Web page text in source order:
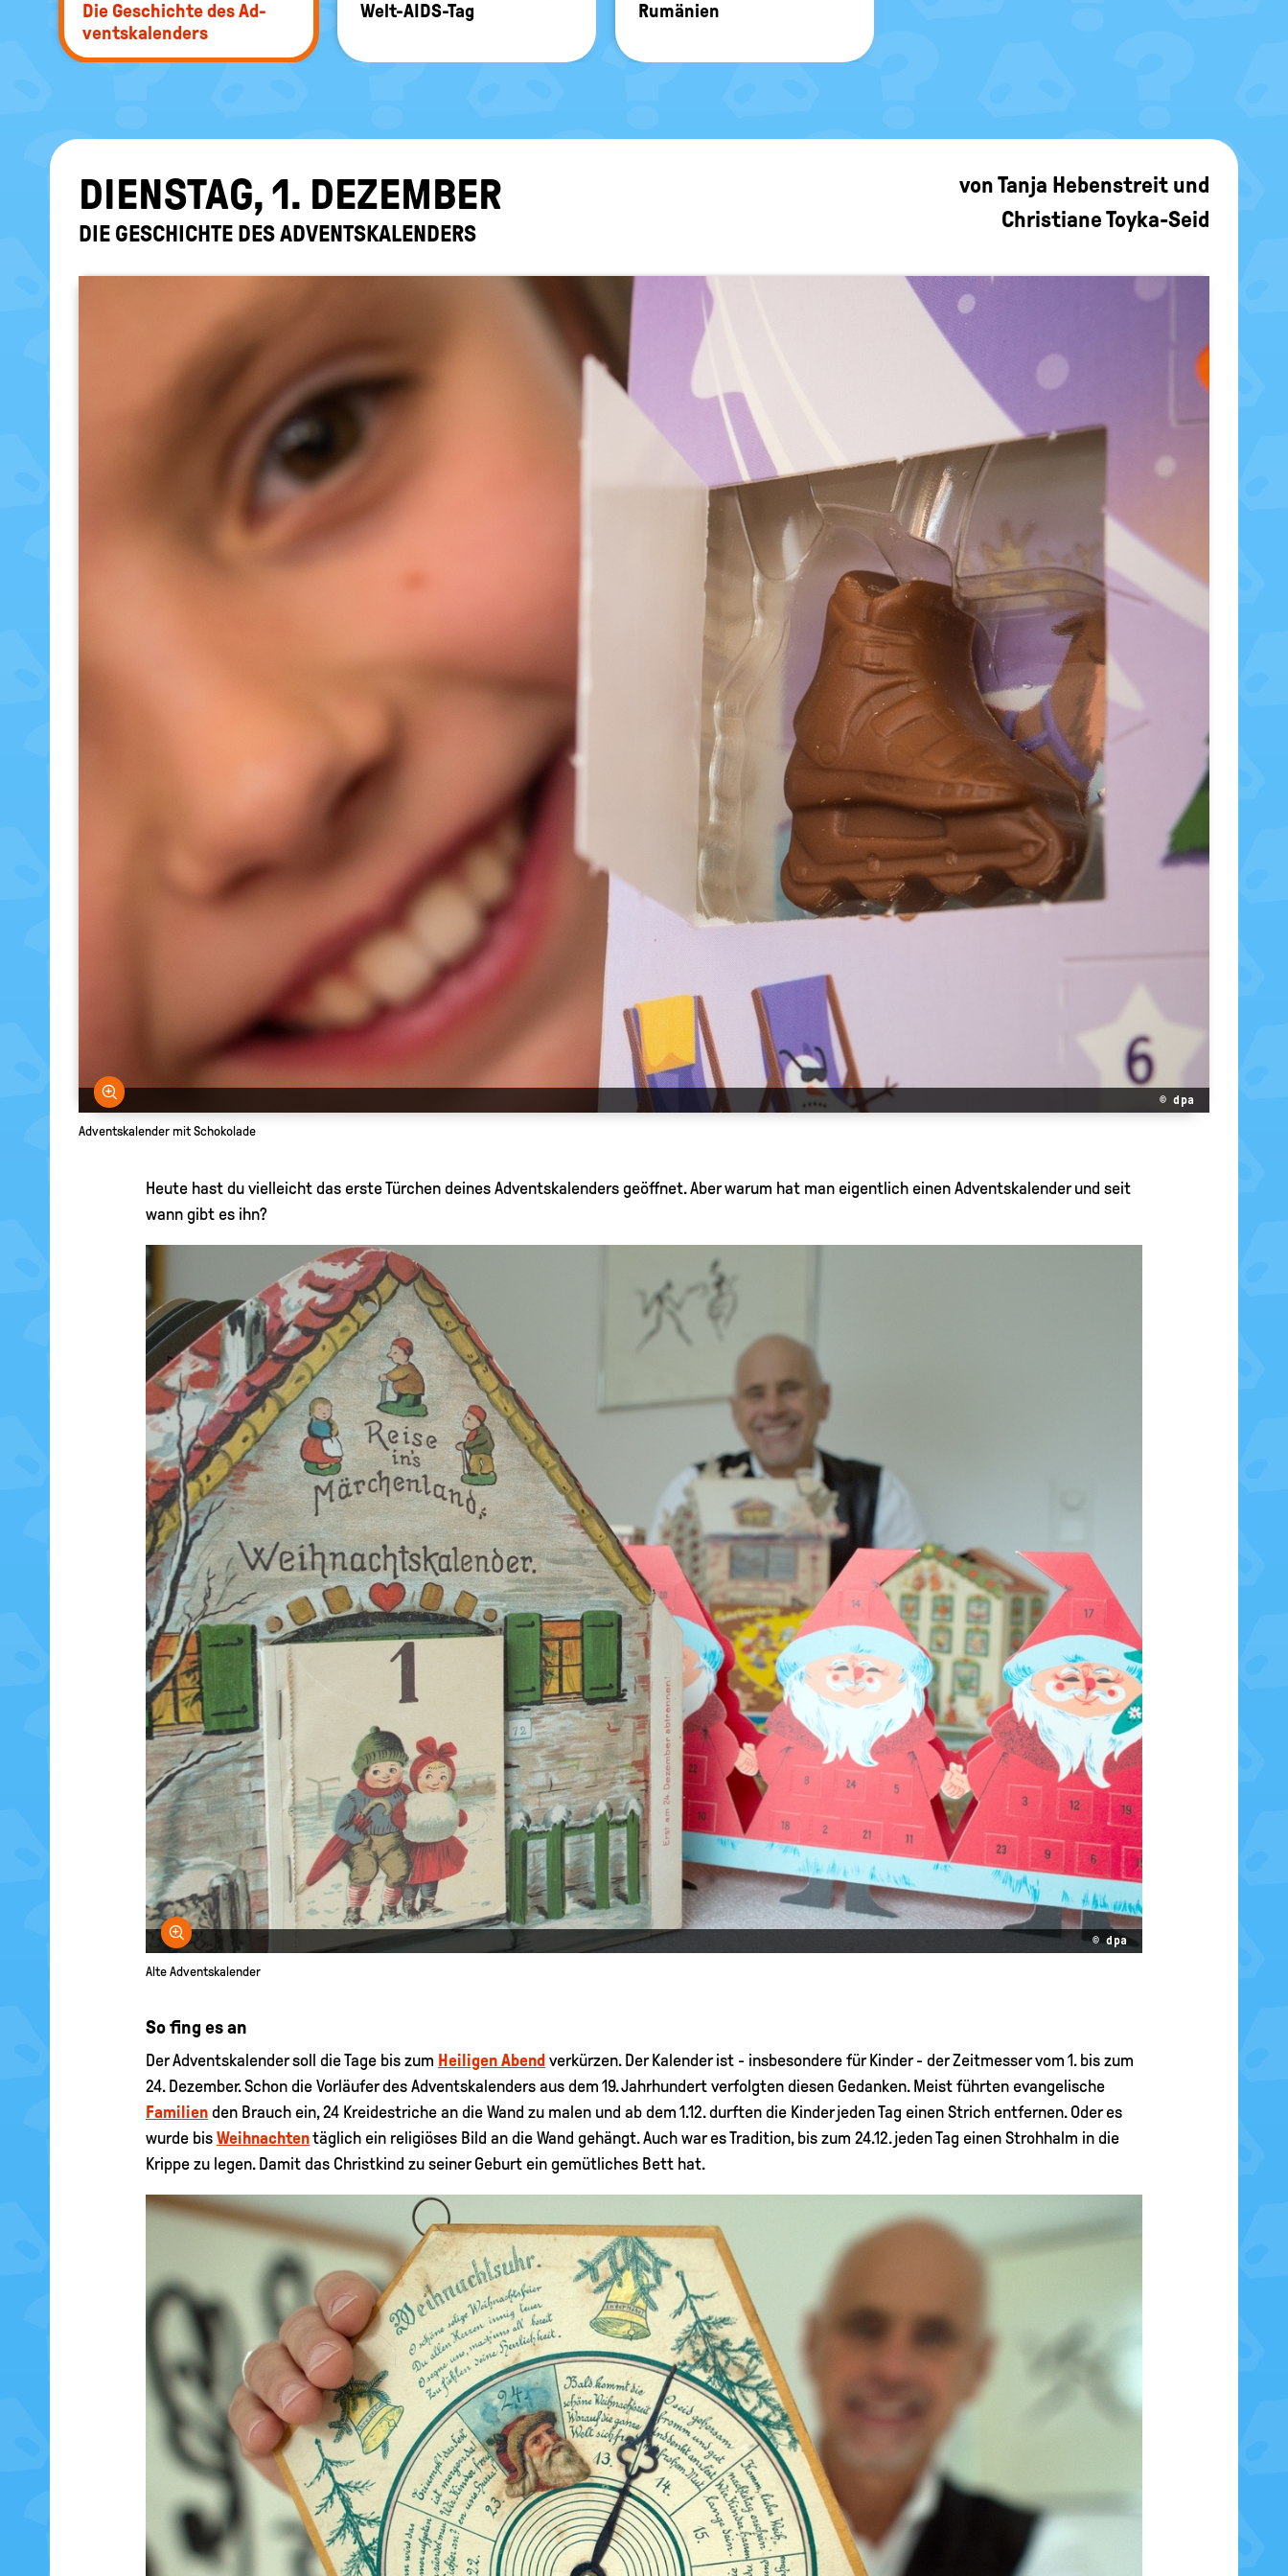
Die Ge­schich­te des Ad­
vents­ka­len­ders
Welt-​AIDS-Tag Ru­mä­ni­en
DIENS­TAG, 1. DE­ZEM­BER
DIE GE­SCHICH­TE DES AD­VENTS­KA­LEN­DERS
vonTanja Hebenstreit und
Christiane Toyka-Seid
Bild vergrößern
© dpa
Adventskalender mit Schokolade
Heute hast du vielleicht das erste Türchen deines Adventskalenders geöffnet. Aber warum hat man eigentlich einen Adventskalender und seit
wann gibt es ihn?
Bild vergrößern
© dpa
Alte Adventskalender
So fing es an
Der Adventskalender soll die Tage bis zum Heiligen Abend verkürzen. Der Kalender ist - insbesondere für Kinder - der Zeitmesser vom 1. bis zum
24. Dezember. Schon die Vorläufer des Adventskalenders aus dem 19. Jahrhundert verfolgten diesen Gedanken. Meist führten evangelische
Familien den Brauch ein, 24 Kreidestriche an die Wand zu malen und ab dem 1.12. durften die Kinder jeden Tag einen Strich entfernen. Oder es
wurde bis Weihnachtentäglich ein religiöses Bild an die Wand gehängt. Auch war es Tradition, bis zum 24.12. jeden Tag einen Strohhalm in die
Krippe zu legen. Damit das Christkind zu seiner Geburt ein gemütliches Bett hat.